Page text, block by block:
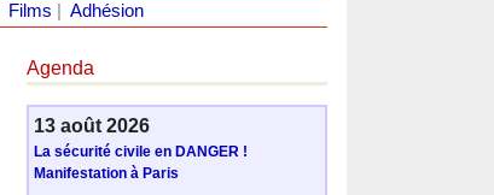
Films Adhésion
Agenda
13 août 2026
La sécurité civile en DANGER !
Manifestation à Paris